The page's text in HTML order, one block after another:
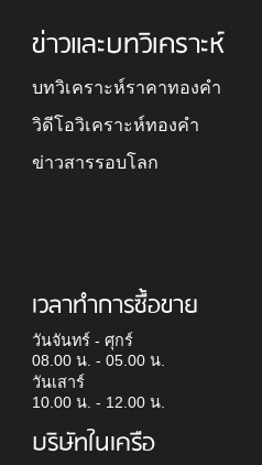
ข่าวและบทวิเคราะห์
บทวิเคราะห์ราคาทองคำ
วิดีโอวิเคราะห์ทองคำ
ข่าวสารรอบโลก
เวลาทำการซื้อขาย
วันจันทร์ - ศุกร์
08.00 น. - 05.00 น.
วันเสาร์
10.00 น. - 12.00 น.
บริษัทในเครือ